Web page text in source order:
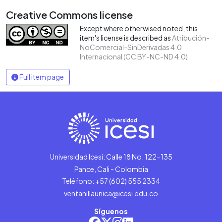
Creative Commons license
Except where otherwised noted, this
item's license is described asAtribución-
NoComercial-SinDerivadas 4.0
Internacional (CC BY-NC-ND 4.0)
Full item page
Universidad Icesi: Calle 18 No. 122-135
Pance, Cali - Colombia
Teléfono: +57 (602) 555 2334
ventanillaunica@icesi.edu.co
Síguenos